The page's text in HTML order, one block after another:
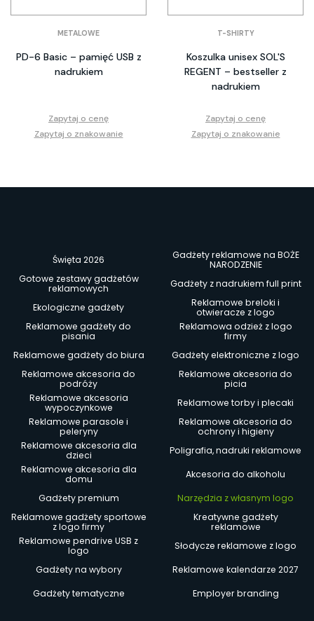
METALOWE
PD-6 Basic – pamięć USB z
nadrukiem
Zapytaj o cenę
Zapytaj o znakowanie
T-SHIRTY
Koszulka unisex SOL'S
REGENT – bestseller z
nadrukiem
Zapytaj o cenę
Zapytaj o znakowanie
Święta 2026
Gadżety reklamowe na BOŻE
NARODZENIE
Gotowe zestawy gadżetów
reklamowych
Gadżety z nadrukiem full print
Ekologiczne gadżety
Reklamowe breloki i
otwieracze z logo
Reklamowe gadżety do
pisania
Reklamowa odzież z logo
firmy
Reklamowe gadżety do biura
Gadżety elektroniczne z logo
Reklamowe akcesoria do
podróży
Reklamowe akcesoria do
picia
Reklamowe akcesoria
wypoczynkowe
Reklamowe torby i plecaki
Reklamowe parasole i
peleryny
Reklamowe akcesoria do
ochrony i higieny
Reklamowe akcesoria dla
dzieci
Poligrafia, nadruki reklamowe
Reklamowe akcesoria dla
domu
Akcesoria do alkoholu
Gadżety premium
Narzędzia z własnym logo
Reklamowe gadżety sportowe
z logo firmy
Kreatywne gadżety
reklamowe
Reklamowe pendrive USB z
logo
Słodycze reklamowe z logo
Gadżety na wybory
Reklamowe kalendarze 2027
Gadżety tematyczne
Employer branding